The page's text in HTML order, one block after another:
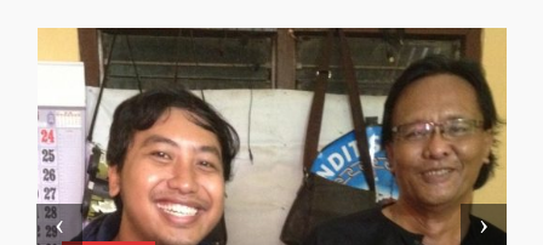
‹ ›